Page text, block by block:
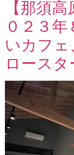
【那須
０２３
いカフ
ロースタ